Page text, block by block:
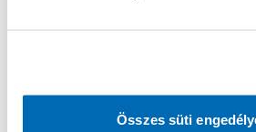
Összes süti